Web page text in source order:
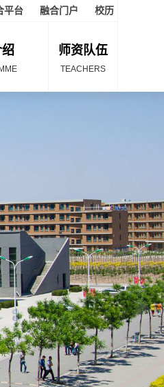
平台 融合门户 校历
师资队伍
TEACHERS